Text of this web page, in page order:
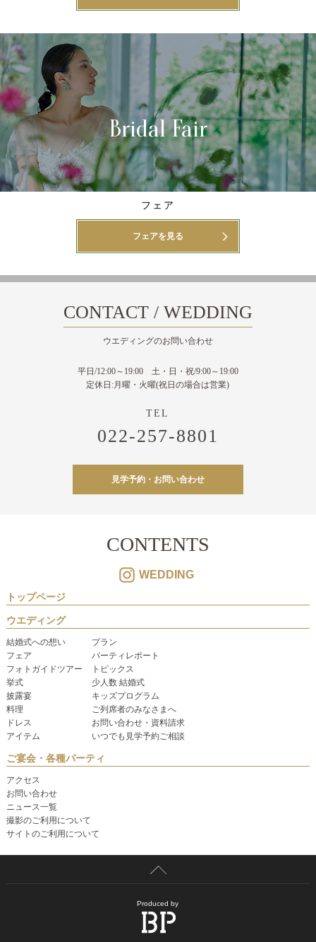
Bridal Fair
フェア
フェアを見る
CONTACT / WEDDING
ウエディングのお問い合わせ
平日/12:00～19:00 土・日・祝/9:00～19:00
定休日:月曜・火曜(祝日の場合は営業)
022-257-8801
見学予約・お問い合わせ
CONTENTS
WEDDING
トップページ
ウエディング
結婚式への想い
フェア
フォトガイドツアー
挙式
披露宴
料理
ドレス
アイテム
プラン
パーティレポート
トピックス
少人数 結婚式
キッズプログラム
ご列席者のみなさまへ
お問い合わせ・資料請求
いつでも見学予約ご相談
ご宴会・各種パーティ
アクセス
お問い合わせ
ニュース一覧
撮影のご利用について
サイトのご利用について
Produced by